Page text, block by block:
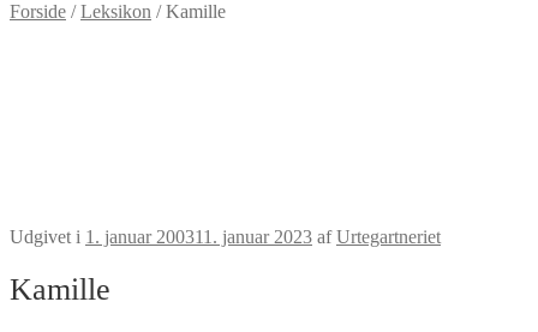
Forside /Leksikon /Kamille
Udgivet i 1. januar 200311. januar 2023 afUrtegartneriet
Kamille